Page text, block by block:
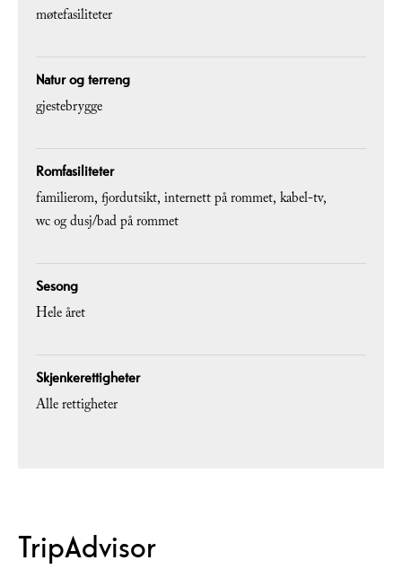
møtefasiliteter
Natur og terreng
gjestebrygge
Romfasiliteter
familierom fjordutsikt internett på rommet kabel-tv
wc og dusj/bad på rommet
Sesong
Hele året
Skjenkerettigheter
Alle rettigheter
TripAdvisor